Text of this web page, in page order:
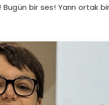
bir ses! Yarın ortak bir